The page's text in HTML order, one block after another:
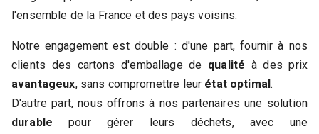
l'ensemble de la France et des pays voisins.
Notre engagement est double : d'une part, fournir à nos
clients des cartons d'emballage de qualité à des prix
avantageux, sans compromettre leur état optimal.
D'autre part, nous offrons à nos partenaires une solution
durable pour gérer leurs déchets, avec une